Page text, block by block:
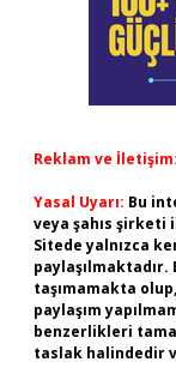
Reklam ve İletişim:
Yasal Uyarı: Bu
veya şahıs şirketi
Sitede yalnızca
taşımamakta
paylaşım
benzerlikleri
taslak halindedir